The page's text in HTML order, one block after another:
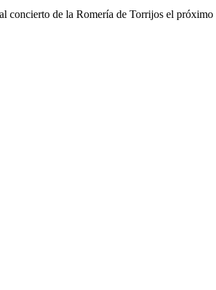
de la Romería de Torrijos el